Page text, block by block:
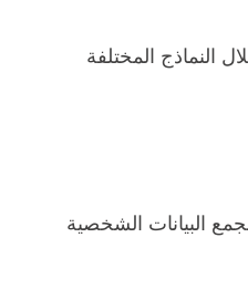
النماذج المختلفة
البيانات الشخصية